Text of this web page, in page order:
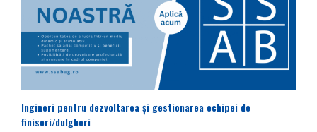
Ingineri pentru dezvoltarea și gestionarea echipei de
finisori/dulgheri